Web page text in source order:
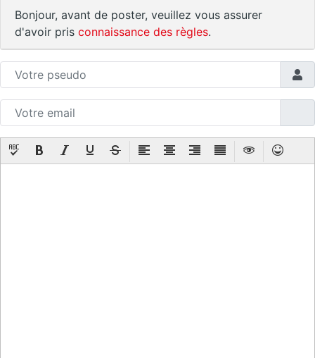
Bonjour, avant de poster, veuillez vous assurer
d'avoir pris connaissance des règles.